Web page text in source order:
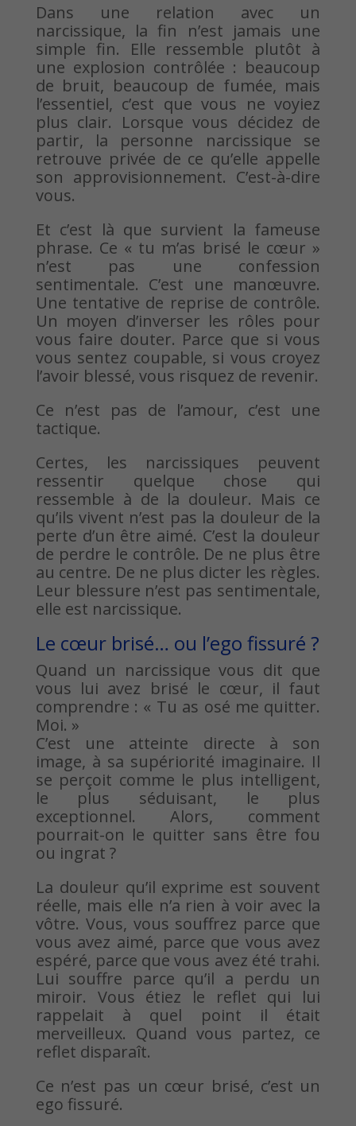
Dans une relation avec un
narcissique, la fin n’est jamais une
simple fin. Elle ressemble plutôt à
une explosion contrôlée : beaucoup
de bruit, beaucoup de fumée, mais
l’essentiel, c’est que vous ne voyiez
plus clair. Lorsque vous décidez de
partir, la personne narcissique se
retrouve privée de ce qu’elle appelle
son approvisionnement. C’est-à-dire
vous.
Et c’est là que survient la fameuse
phrase. Ce « tu m’as brisé le cœur »
n’est pas une confession
sentimentale. C’est une manœuvre.
Une tentative de reprise de contrôle.
Un moyen d’inverser les rôles pour
vous faire douter. Parce que si vous
vous sentez coupable, si vous croyez
l’avoir blessé, vous risquez de revenir.
Ce n’est pas de l’amour, c’est une
tactique.
Certes, les narcissiques peuvent
ressentir quelque chose qui
ressemble à de la douleur. Mais ce
qu’ils vivent n’est pas la douleur de la
perte d’un être aimé. C’est la douleur
de perdre le contrôle. De ne plus être
au centre. De ne plus dicter les règles.
Leur blessure n’est pas sentimentale,
elle est narcissique.
Le cœur brisé… ou l’ego fissuré ?
Quand un narcissique vous dit que
vous lui avez brisé le cœur, il faut
comprendre : « Tu as osé me quitter.
Moi. »
C’est une atteinte directe à son
image, à sa supériorité imaginaire. Il
se perçoit comme le plus intelligent,
le plus séduisant, le plus
exceptionnel. Alors, comment
pourrait-on le quitter sans être fou
ou ingrat ?
La douleur qu’il exprime est souvent
réelle, mais elle n’a rien à voir avec la
vôtre. Vous, vous souffrez parce que
vous avez aimé, parce que vous avez
espéré, parce que vous avez été trahi.
Lui souffre parce qu’il a perdu un
miroir. Vous étiez le reflet qui lui
rappelait à quel point il était
merveilleux. Quand vous partez, ce
reflet disparaît.
Ce n’est pas un cœur brisé, c’est un
ego fissuré.